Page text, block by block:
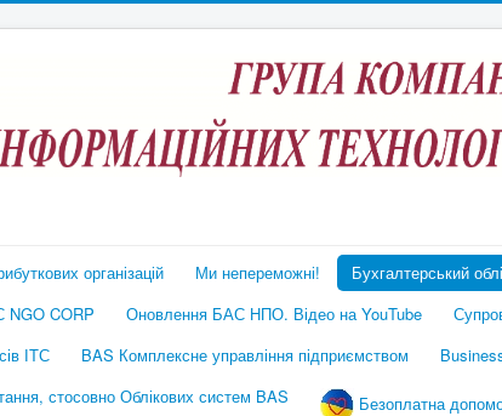
організацій Ми непереможні!
Бухгалтерський
NGO CORP
Оновлення БАС НПО. Відео на YouTube
ІТС
BAS Комплексне управління підприємством
стосовно Облікових систем BAS
Безоплатна